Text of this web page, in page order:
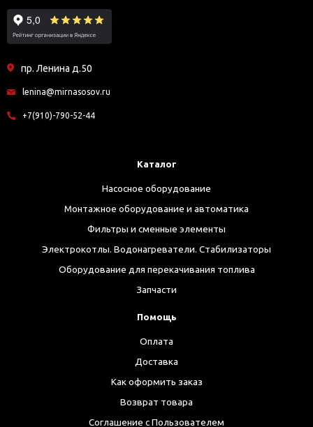
пр. Ленина д.50
lenina@mirnasosov.ru
+7(910)-790-52-44
Каталог
Насосное оборудование
Монтажное оборудование и автоматика
Фильтры и сменные элементы
Электрокотлы. Водонагреватели. Стабилизаторы
Оборудование для перекачивания топлива
Запчасти
Помощь
Оплата
Доставка
Как оформить заказ
Возврат товара
Соглашение с Пользователем